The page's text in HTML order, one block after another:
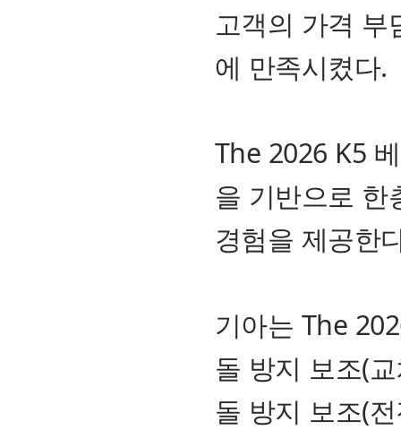
고객의 가격 부
에 만족시켰다.
The 2026 K5
을 기반으로 한
경험을 제공한
기아는 The
돌 방지 보조(
돌 방지 보조(